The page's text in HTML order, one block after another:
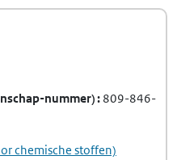
nummer) 809-846-
chemische stoffen)